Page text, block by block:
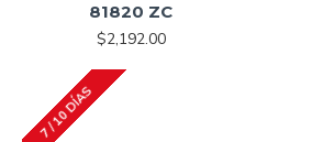
81820 ZC
$2,192.00
7 / 10 DÍAS